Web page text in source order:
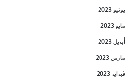
يونيو 2023
مايو 2023
أبريل 2023
مارس 2023
فبراير 2023